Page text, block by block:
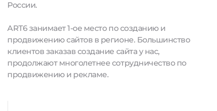
России.
ART6 занимает 1-ое место по созданию и
продвижению сайтов в регионе. Большинство
клиентов заказав создание сайта у нас,
продолжают многолетнее сотрудничество по
продвижению и рекламе.